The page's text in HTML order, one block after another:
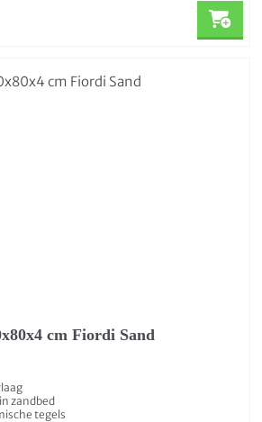
cm Fiordi Sand
zandbed
tegels